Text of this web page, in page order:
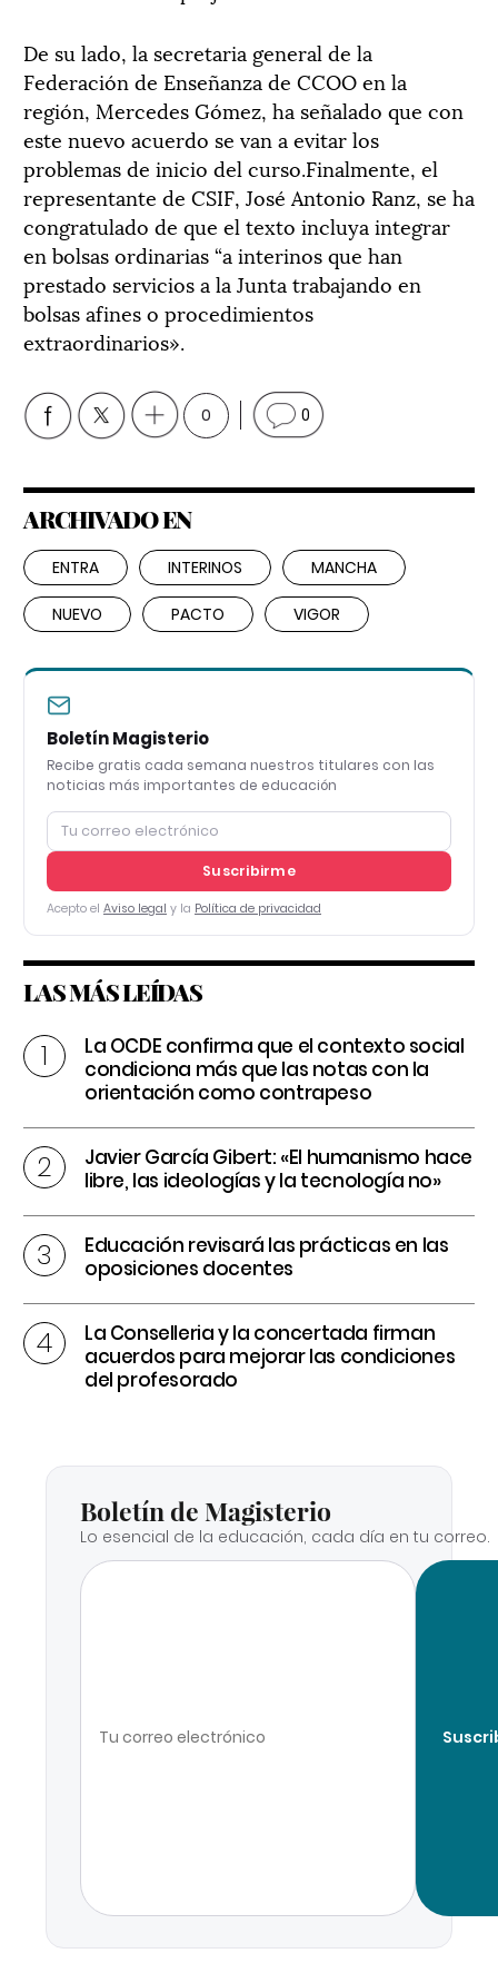
De su lado, la secretaria general de la
Federación de Enseñanza de CCOO en la
región, Mercedes Gómez, ha señalado que con
este nuevo acuerdo se van a evitar los
problemas de inicio del curso.Finalmente, el
representante de CSIF, José Antonio Ranz, se ha
congratulado de que el texto incluya integrar
en bolsas ordinarias “a interinos que han
prestado servicios a la Junta trabajando en
bolsas afines o procedimientos
extraordinarios».
0 0
ARCHIVADO EN
ENTRA INTERINOS MANCHA
NUEVO PACTO VIGOR
Boletín Magisterio
Recibe gratis cada semana nuestros titulares con las
noticias más importantes de educación
Suscribirme
Acepto el Aviso legal y la Política de privacidad
LAS MÁS LEÍDAS
La OCDE confirma que el contexto social
condiciona más que las notas con la
orientación como contrapeso
Javier García Gibert: «El humanismo hace
libre, las ideologías y la tecnología no»
Educación revisará las prácticas en las
oposiciones docentes
La Conselleria y la concertada firman
acuerdos para mejorar las condiciones
del profesorado
Boletín de Magisterio
Lo esencial de la educación, cada día en tu correo.